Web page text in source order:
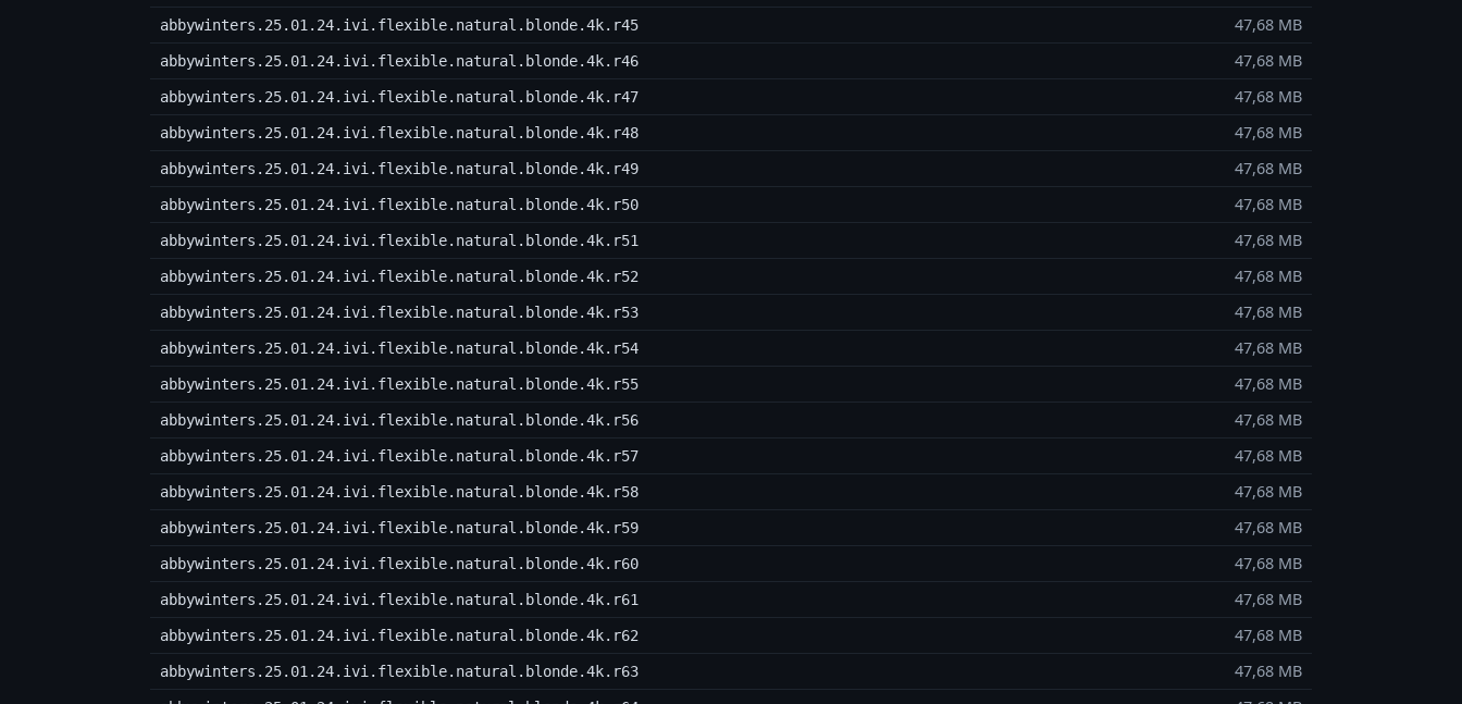
abbywinters.25.01.24.ivi.flexible.natural.blonde.4k.r45 47,68 MB
abbywinters.25.01.24.ivi.flexible.natural.blonde.4k.r46 47,68 MB
abbywinters.25.01.24.ivi.flexible.natural.blonde.4k.r47 47,68 MB
abbywinters.25.01.24.ivi.flexible.natural.blonde.4k.r48 47,68 MB
abbywinters.25.01.24.ivi.flexible.natural.blonde.4k.r49 47,68 MB
abbywinters.25.01.24.ivi.flexible.natural.blonde.4k.r50 47,68 MB
abbywinters.25.01.24.ivi.flexible.natural.blonde.4k.r51 47,68 MB
abbywinters.25.01.24.ivi.flexible.natural.blonde.4k.r52 47,68 MB
abbywinters.25.01.24.ivi.flexible.natural.blonde.4k.r53 47,68 MB
abbywinters.25.01.24.ivi.flexible.natural.blonde.4k.r54 47,68 MB
abbywinters.25.01.24.ivi.flexible.natural.blonde.4k.r55 47,68 MB
abbywinters.25.01.24.ivi.flexible.natural.blonde.4k.r56 47,68 MB
abbywinters.25.01.24.ivi.flexible.natural.blonde.4k.r57 47,68 MB
abbywinters.25.01.24.ivi.flexible.natural.blonde.4k.r58 47,68 MB
abbywinters.25.01.24.ivi.flexible.natural.blonde.4k.r59 47,68 MB
abbywinters.25.01.24.ivi.flexible.natural.blonde.4k.r60 47,68 MB
abbywinters.25.01.24.ivi.flexible.natural.blonde.4k.r61 47,68 MB
abbywinters.25.01.24.ivi.flexible.natural.blonde.4k.r62 47,68 MB
abbywinters.25.01.24.ivi.flexible.natural.blonde.4k.r63 47,68 MB